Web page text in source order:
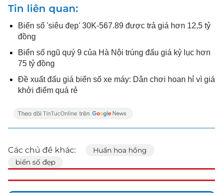
Tin liên quan
Biển số 'siêu đẹp' 30K-567.89 được trả giá hơn 12,5 tỷ
đồng
Biển số ngũ quý 9 của Hà Nội trúng đấu giá kỷ lục hơn
75 tỷ đồng
Đề xuất đấu giá biển số xe máy: Dân chơi hoan hỉ vì giá
khởi điểm quá rẻ
Các chủ đề khác:
Huấn hoa hồng
biển số đẹp